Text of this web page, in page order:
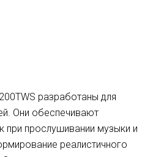
разработаны для
Они обеспечивают
при прослушивании музыки и
реалистичного